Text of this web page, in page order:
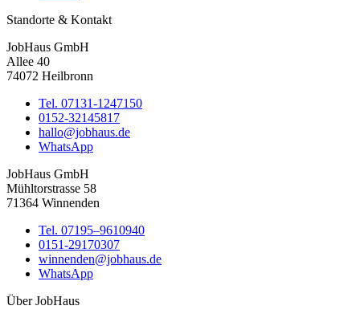
Standorte & Kontakt
JobHaus GmbH
Allee 40
74072 Heilbronn
Tel. 07131-1247150
0152-32145817
hallo@jobhaus.de
WhatsApp
JobHaus GmbH
Mühltorstrasse 58
71364 Winnenden
Tel. 07195–9610940
0151-29170307
winnenden@jobhaus.de
WhatsApp
Über JobHaus